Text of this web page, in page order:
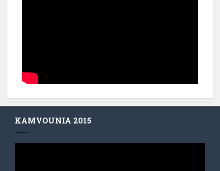
KAMVOUNIA 2015